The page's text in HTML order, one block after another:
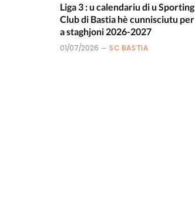
Liga 3 : u calendariu di u Sporting
Club di Bastia hè cunnisciutu per
a staghjoni 2026-2027
01/07/2026 SC BASTIA